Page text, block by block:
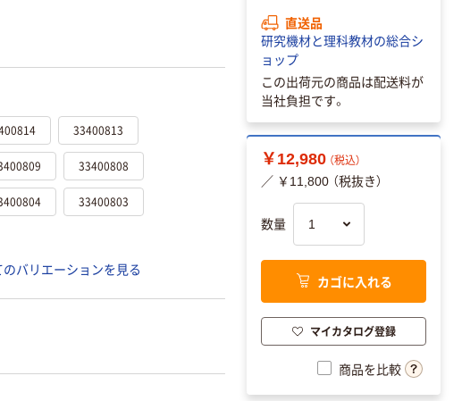
33400813
33400808
33400803
のバリエーションを見る
直送品
研究機材と理科教材の総合シ
ョップ
この出荷元の商品は配送料が
当社負担です。
￥12,980 （税込）
／ ￥11,800 （税抜き）
数量
カゴに入れる
マイカタログ登録
商品を比較